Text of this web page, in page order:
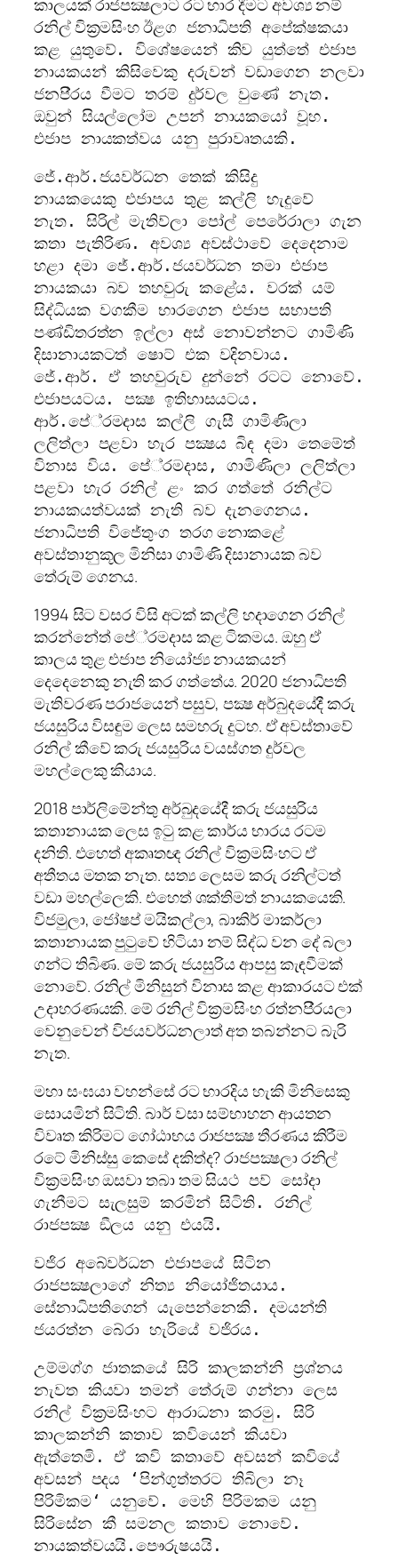
රනිල් වික‍්‍රමසිංහ ඊළග ජනාධිපති අපේක්ෂකයා
කළ යුතුවේ. විශේෂයෙන් කිව යුත්තේ එජාප
නායකයන් කිසිවෙකු දරුවන් වඩාගෙන නලවා
ජනපි‍්‍රය වීමට තරම් දුර්වල වුණේ නැත.
ඔවුන් සියල්ලෝම උපන් නායකයෝ වූහ.
එජාප නායකත්වය යනු පුරාවෘතයකි.
ජේ.ආර්.ජයවර්ධන තෙක් කිසිදු
නායකයෙකු එජාපය තුළ කල්ලි හැදුවේ
නැත. සිරිල් මැතිව්ලා පෝල් පෙරේරාලා ගැන
කතා පැතිරිණ. අවශ්‍ය අවස්ථාවේ දෙදෙනාම
හළා දමා ජේ.ආර්.ජයවර්ධන තමා එජාප
නායකයා බව තහවුරු කළේය. වරක් යම්
සිද්ධියක වගකීම භාරගෙන එජාප සභාපති
පණ්ඩිතරත්න ඉල්ලා අස් නොවන්නට ගාමිණි
දිසානායකටත් ෂොට් එක වදිනවාය.
ජේ.ආර්. ඒ තහවුරුව දුන්නේ රටට නොවේ.
එජාපයටය. පක්‍ෂ ඉතිහාසයටය.
ආර්.පේ‍්‍රමදාස කල්ලි ගැසී ගාමිණිලා
ලලිත්ලා පළවා හැර පක්‍ෂය බිඳ දමා තෙමේත්
විනාස විය. පේ‍්‍රමදාස, ගාමිණිලා ලලිත්ලා
පළවා හැර රනිල් ළං කර ගත්තේ රනිල්ට
නායකයත්වයක් නැති බව දැනගෙනය.
ජනාධිපති විජේතුංග තරග නොකළේ
අවස්තානුකූල මිනිසා ගාමිණි දිසානායක බව
තේරුම් ගෙනය.
1994 සිට වසර විසි අටක් කල්ලි හදාගෙන රනිල්
කරන්නේත් පේ‍්‍රමදාස කළ ටිකමය. ඔහු ඒ
කාලය තුළ එජාප නියෝජ්‍ය නායකයන්
දෙදෙනෙකු නැති කර ගත්තේය. 2020 ජනාධිපති
මැතිවරණ පරාජයෙන් පසුව, පක්‍ෂ අර්බුදයේදී කරු
ජයසුරිය විසඳුම ලෙස සමහරු දුටහ. ඒ අවස්තාවේ
රනිල් කීවේ කරු ජයසුරිය වයස්ගත දුර්වල
මහල්ලෙකු කියාය.
2018 පාර්ලිමේන්තු අර්බුදයේදී කරු ජයසුරිය
කතානායක ලෙස ඉටු කළ කාර්ය භාරය රටම
දනිති. එහෙත් අකෘතඥ රනිල් වික‍්‍රමසිංහට ඒ
අතීතය මතක නැත. සත්‍ය ලෙසම කරු රනිල්ටත්
වඩා මහල්ලෙකි. එහෙත් ශක්තිමත් නායකයෙකි.
විජමුලා, ජෝෂප් මයිකල්ලා, බාකිර් මාකර්ලා
කතානායක පුටුවේ හිටියා නම් සිද්ධ වන දේ බලා
ගන්ට තිබිණ. මේ කරු ජයසුරිය ආපසු කැඳවීමක්
නොවේ. රනිල් මිනිසුන් විනාස කළ ආකාරයට එක්
උදාහරණයකි. මේ රනිල් වික‍්‍රමසිංහ රත්නපි‍්‍රයලා
වෙනුවෙන් විජයවර්ධනලාත් අත තබන්නට බැරි
නැත.
මහා සංඝයා වහන්සේ රට භාරදිය හැකි මිනිසෙකු
සොයමින් සිටිති. බාර් වසා සම්භාහන ආයතන
විවෘත කිරිමට ගෝඨාභය රාජපක්‍ෂ තීරණය කිරීම
රටේ මිනිස්සු කෙසේ දකිත්ද? රාජපක්‍ෂලා රනිල්
වික‍්‍රමසිංහ ඔසවා තබා තම සියථ පව් සෝදා
ගැනීමට සැලසුම් කරමින් සිටිති. රනිල්
රාජපක්‍ෂ ඞීලය යනු එයයි.
වජිර අබේවර්ධන එජාපයේ සිටින
රාජපක්‍ෂලාගේ නිත්‍ය නියෝජිතයාය.
සේනාධිපතිගෙන් යැපෙන්නෙකි. දමයන්ති
ජයරත්න බේරා හැරියේ වජිරය.
උම්මග්ග ජාතකයේ සිරි කාලකන්නි ප‍්‍රශ්නය
නැවත කියවා තමන් තේරුම් ගන්නා ලෙස
රනිල් වික‍්‍රමසිංහට ආරාධනා කරමු. සිරි
කාලකන්නි කතාව කවියෙන් කියවා
ඇත්තෙමි. ඒ කවි කතාවේ අවසන් කවියේ
අවසන් පදය ‘පින්ගුත්තරට තිබිලා නෑ
පිරිමිකම‘ යනුවේ. මෙහි පිරිමකම යනු
සිරිසේන කී සමනල කතාව නොවේ.
නායකත්වයයි.පෞරුෂයයි.